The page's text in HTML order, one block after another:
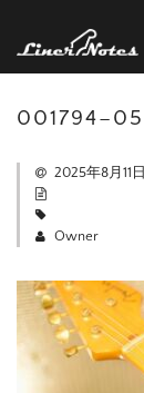
001794–05
2025年8月11日
Owner